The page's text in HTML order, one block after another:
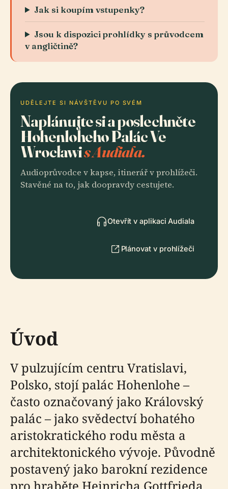
Jak si koupím vstupenky?
Jsou k dispozici prohlídky s průvodcem
v angličtině?
UDĚLEJTE SI NÁVŠTĚVU PO SVÉM
Naplánujte si a poslechněte
Hohenloheho Palác Ve
Wrocławis Audiala.
Audioprůvodce v kapse, itinerář v prohlížeči.
Stavěné na to, jak doopravdy cestujete.
Otevřít v aplikaci Audiala
Plánovat v prohlížeči
Úvod
V pulzujícím centru Vratislavi,
Polsko, stojí palác Hohenlohe –
často označovaný jako Královský
palác – jako svědectví bohatého
aristokratického rodu města a
architektonického vývoje. Původně
postavený jako barokní rezidence